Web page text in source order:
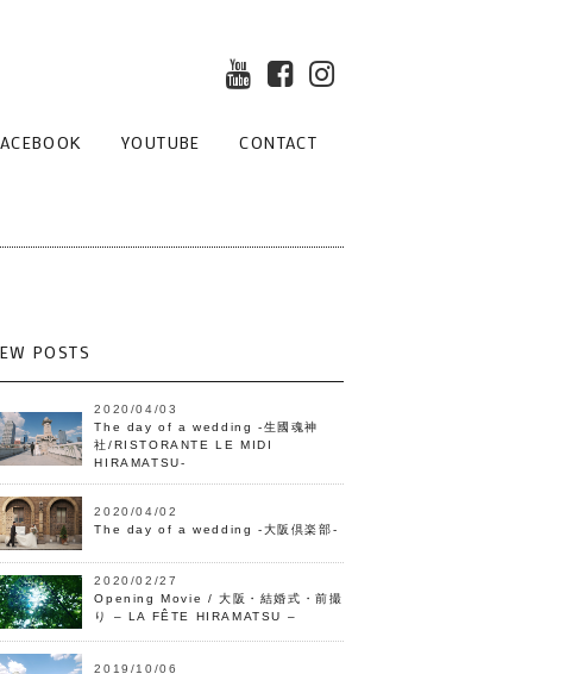
YOUTUBE CONTACT
POSTS
2020/04/03
The day of a wedding -生國魂神
社/RISTORANTE LE MIDI
HIRAMATSU-
2020/04/02
The day of a wedding -大阪倶楽部-
2020/02/27
Opening Movie / 大阪・結婚式・前撮
り – LA FÊTE HIRAMATSU –
2019/10/06